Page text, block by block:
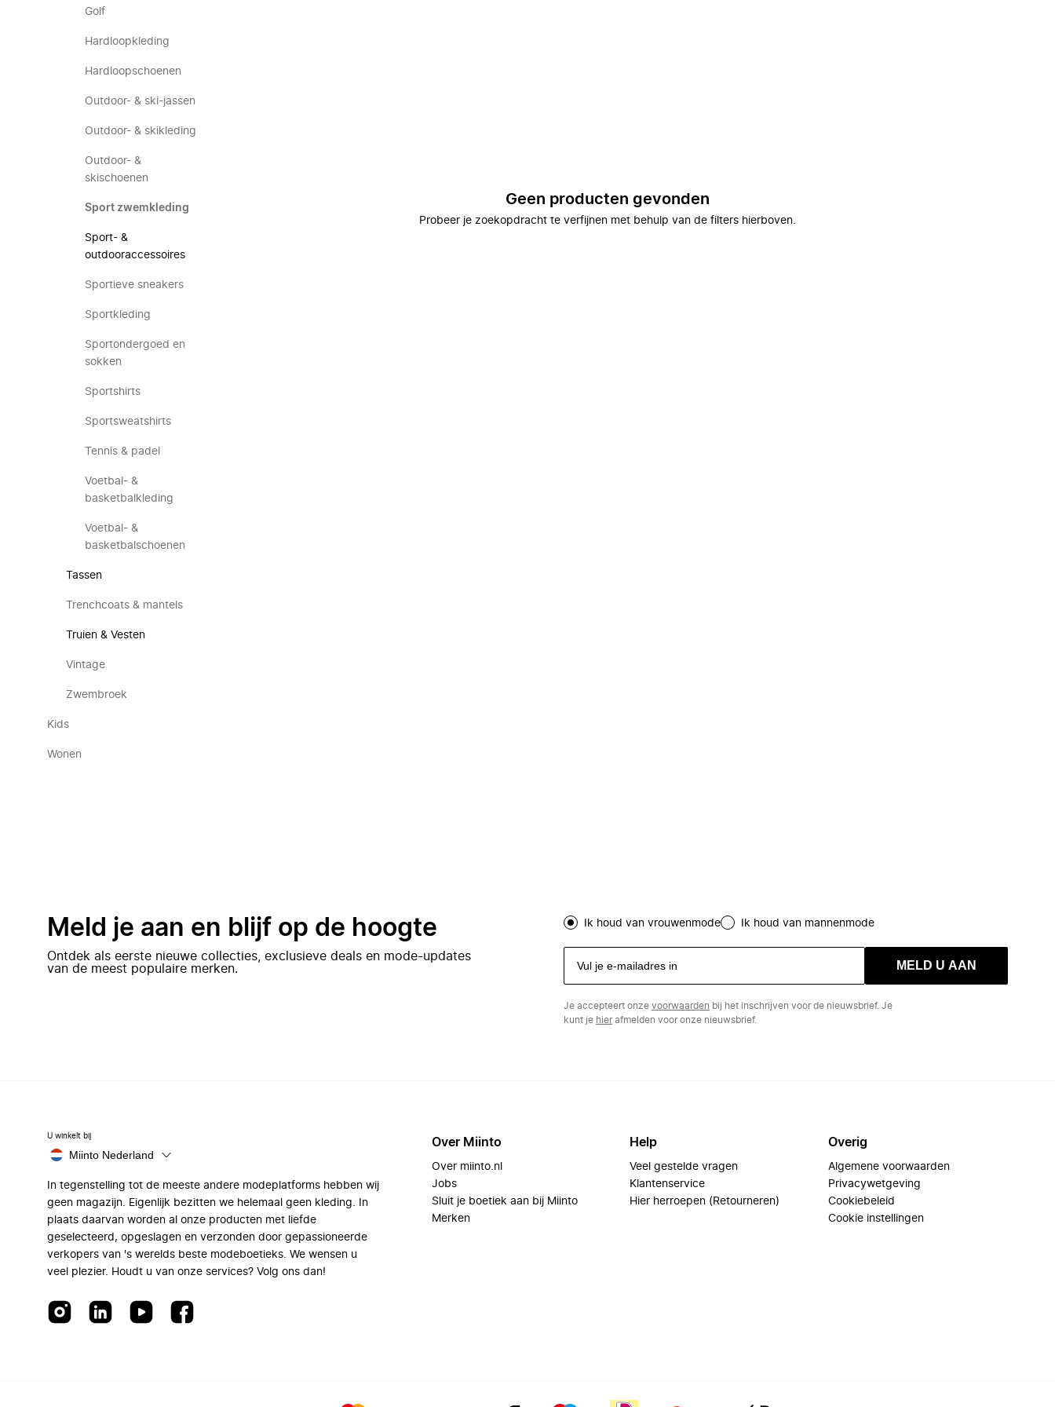
Golf
Hardloopkleding
Hardloopschoenen
Outdoor- & ski-jassen
Outdoor- & skikleding
Outdoor- &
skischoenen
Sport zwemkleding
Sport- &
outdooraccessoires
Sportieve sneakers
Sportkleding
Sportondergoed en
sokken
Sportshirts
Sportsweatshirts
Tennis & padel
Voetbal- &
basketbalkleding
Voetbal- &
basketbalschoenen
Tassen
Trenchcoats & mantels
Truien & Vesten
Vintage
Zwembroek
Kids
Wonen
Geen producten gevonden
Probeer je zoekopdracht te verfijnen met behulp van de filters hierboven.
Meld je aan en blijf op de hoogte
Ontdek als eerste nieuwe collecties, exclusieve deals en mode-updates
van de meest populaire merken.
Ik houd van vrouwenmode Ik houd van mannenmode
MELD U AAN
Je accepteert onze voorwaarden bij het inschrijven voor de nieuwsbrief. Je
kunt je hierafmelden voor onze nieuwsbrief.
U winkelt bij
Miinto Nederland
In tegenstelling tot de meeste andere modeplatforms hebben wij
geen magazijn. Eigenlijk bezitten we helemaal geen kleding. In
plaats daarvan worden al onze producten met liefde
geselecteerd, opgeslagen en verzonden door gepassioneerde
verkopers van 's werelds beste modeboetieks. We wensen u
veel plezier. Houdt u van onze services? Volg ons dan!
Over Miinto
Over miinto.nl
Jobs
Sluit je boetiek aan bij Miinto
Merken
Help
Veel gestelde vragen
Klantenservice
Hier herroepen (Retourneren)
Overig
Algemene voorwaarden
Privacywetgeving
Cookiebeleid
Cookie instellingen